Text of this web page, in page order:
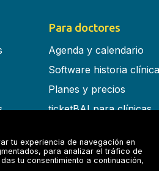
Para doctores
Agenda y calendario
Software historia clínica
Planes y precios
ticketBAI para clínicas
tu experiencia de navegación en
para analizar el tráfico de
tu consentimiento a continuación,